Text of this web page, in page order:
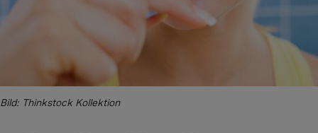
Bild: Thinkstock Kollektion